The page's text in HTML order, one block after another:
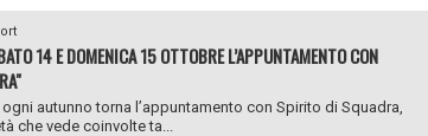
14 E DOMENICA 15 OTTOBRE L’APPUNTAMENTO CON
autunno torna l’appuntamento con Spirito di Squadra,
che vede coinvolte ta...